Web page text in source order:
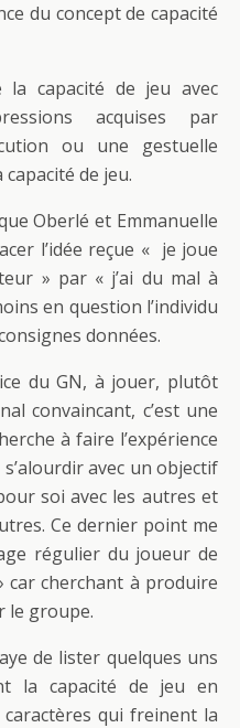
du concept de capacité
la capacité de jeu avec
acquises par
ou une gestuelle
de jeu.
Oberlé et Emmanuelle
l’idée reçue « je joue
» par « j’ai du mal à
en question l’individu
données.
du GN, à jouer, plutôt
convaincant, c’est une
à faire l’expérience
avec un objectif
soi avec les autres et
Ce dernier point me
régulier du joueur de
car cherchant à produire
le groupe.
de lister quelques uns
la capacité de jeu en
qui freinent la